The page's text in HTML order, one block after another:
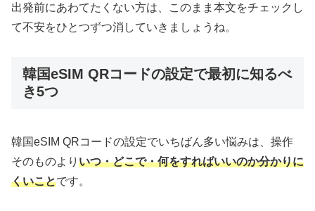
出発前にあわてたくない方は、このまま本文をチェックし
て不安をひとつずつ消していきましょうね。
韓国eSIM QRコードの設定で最初に知るべ
き5つ
韓国eSIM QRコードの設定でいちばん多い悩みは、操作
そのものより いつ・どこで・何をすればいいのか分かりに
くいことです。